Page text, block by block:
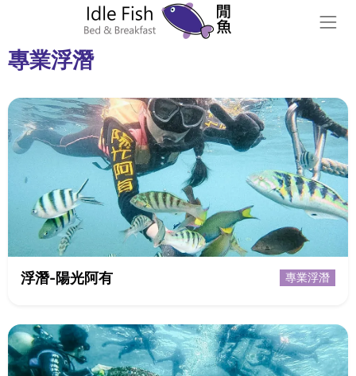
專業浮潛
浮潛-陽光阿有 專業浮潛